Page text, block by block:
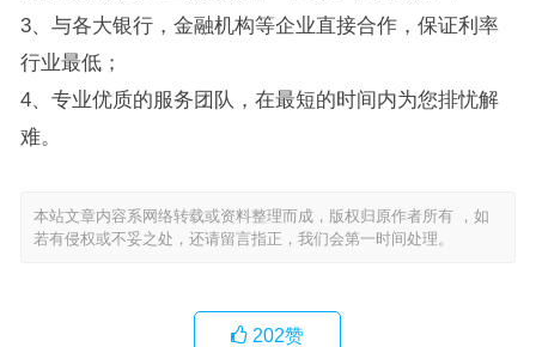
3、与各大银行，金融机构等企业直接合作，保证利率
行业最低；
4、专业优质的服务团队，在最短的时间内为您排忧解
难。
本站文章内容系网络转载或资料整理而成，版权归原作者所有 ，如
若有侵权或不妥之处，还请留言指正，我们会第一时间处理。
202赞